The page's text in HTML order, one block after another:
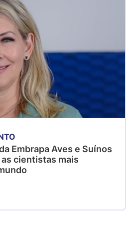
Embrapa Aves e Suínos
cientistas mais